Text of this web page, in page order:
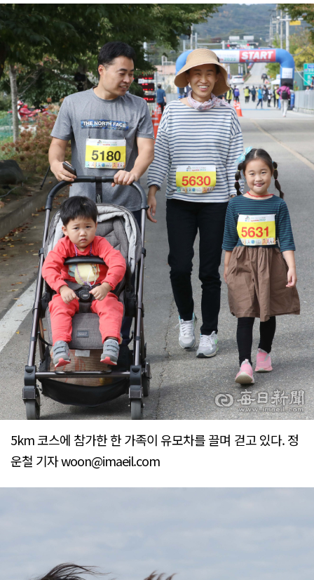
5km 코스에 참가한 한 가족이 유모차를 끌며 걷고 있다. 정
운철 기자 woon@imaeil.com